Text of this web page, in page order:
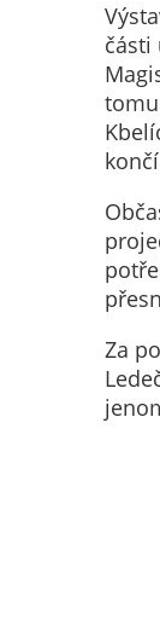
části
Za